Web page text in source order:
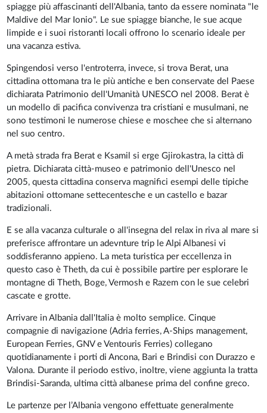
spiagge più affascinanti dell'Albania, tanto da essere nominata "le
Maldive del Mar Ionio". Le sue spiagge bianche, le sue acque
limpide e i suoi ristoranti locali offrono lo scenario ideale per
una vacanza estiva.
Spingendosi verso l'entroterra, invece, si trova Berat, una
cittadina ottomana tra le più antiche e ben conservate del Paese
dichiarata Patrimonio dell'Umanità UNESCO nel 2008. Berat è
un modello di pacifica convivenza tra cristiani e musulmani, ne
sono testimoni le numerose chiese e moschee che si alternano
nel suo centro.
A metà strada fra Berat e Ksamil si erge Gjirokastra, la città di
pietra. Dichiarata città-museo e patrimonio dell'Unesco nel
2005, questa cittadina conserva magnifici esempi delle tipiche
abitazioni ottomane settecentesche e un castello e bazar
tradizionali.
E se alla vacanza culturale o all'insegna del relax in riva al mare si
preferisce affrontare un adevnture trip le Alpi Albanesi vi
soddisferanno appieno. La meta turistica per eccellenza in
questo caso è Theth, da cui è possibile partire per esplorare le
montagne di Theth, Boge, Vermosh e Razem con le sue celebri
cascate e grotte.
Arrivare in Albania dall'Italia è molto semplice. Cinque
compagnie di navigazione (Adria ferries, A-Ships management,
European Ferries, GNV e Ventouris Ferries) collegano
quotidianamente i porti di Ancona, Bari e Brindisi con Durazzo e
Valona. Durante il periodo estivo, inoltre, viene aggiunta la tratta
Brindisi-Saranda, ultima città albanese prima del confine greco.
Le partenze per l’Albania vengono effettuate generalmente